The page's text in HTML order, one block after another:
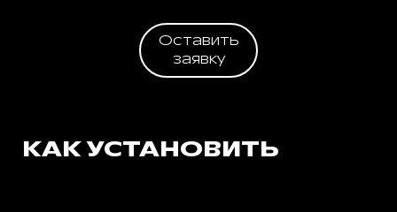
Оставить
заявку
КАК УСТАНОВИТЬ